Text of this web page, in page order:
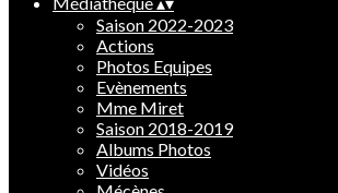
Saison 2022-2023
Actions
Photos Equipes
Evènements
Mme Miret
Saison 2018-2019
Albums Photos
Vidéos